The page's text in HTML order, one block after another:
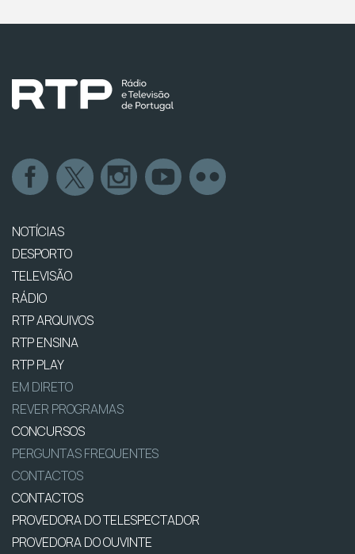
NOTÍCIAS
DESPORTO
TELEVISÃO
RÁDIO
RTP ARQUIVOS
RTP ENSINA
RTP PLAY
EM DIRETO
REVER PROGRAMAS
CONCURSOS
PERGUNTAS FREQUENTES
CONTACTOS
CONTACTOS
PROVEDORA DO TELESPECTADOR
PROVEDORA DO OUVINTE